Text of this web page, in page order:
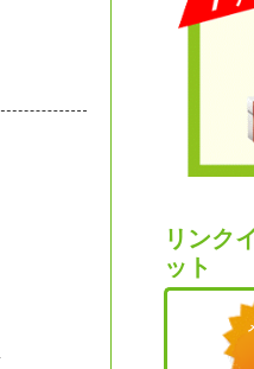
リンク
ット